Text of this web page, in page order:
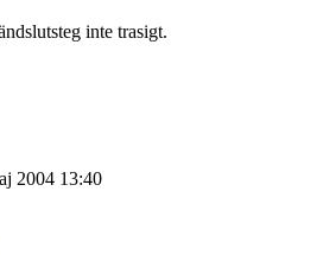
inte trasigt.
2004 13:40